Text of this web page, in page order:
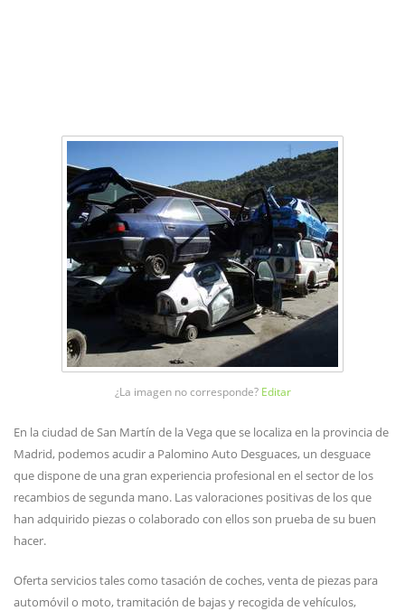
¿La imagen no corresponde? Editar
En la ciudad de San Martín de la Vega que se localiza en la provincia de
Madrid, podemos acudir a Palomino Auto Desguaces, un desguace
que dispone de una gran experiencia profesional en el sector de los
recambios de segunda mano. Las valoraciones positivas de los que
han adquirido piezas o colaborado con ellos son prueba de su buen
hacer.
Oferta servicios tales como tasación de coches, venta de piezas para
automóvil o moto, tramitación de bajas y recogida de vehículos,